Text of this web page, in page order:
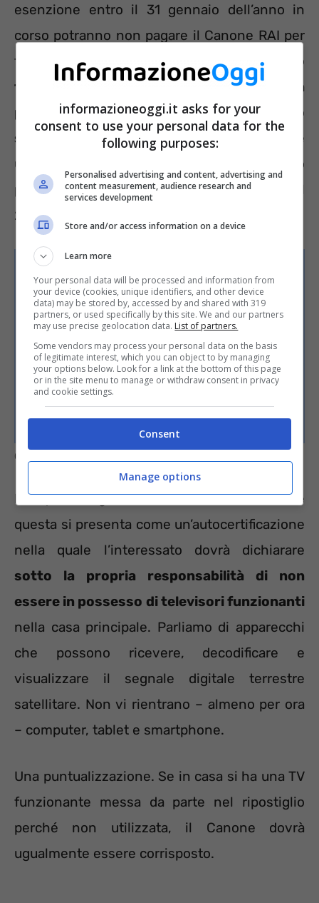
esenzione entro il 31 gennaio dell’anno in
corso potranno non pagare il Canone RAI per
tutto il 2023. In caso di ritardosi ha tempo
fino al 30 giugno dell’anno in corso per non
procedere con i versamenti del secondo
semestre.
Superando anche questo termine
ultimo il cittadino dovrà pagare quanto dovuto
pur avendo diritto all’esenzione. Solo nel
2024, poi, potrà godere dell’esenzione.
Canone RAI, requisiti e invio esenzione – Informazioneoggi.it
Per quanto riguarda la richiesta di esenzione
questa si presenta come un’autocertificazione
nella quale l’interessato dovrà dichiarare
sotto la propria responsabilità di non
essere in possesso di televisori funzionanti
nella casa principale. Parliamo di apparecchi
che possono ricevere, decodificare e
visualizzare il segnale digitale terrestre
satellitare. Non vi rientrano – almeno per ora
– computer, tablet e smartphone.
Una puntualizzazione. Se in casa si ha una TV
funzionante messa da parte nel ripostiglio
perché non utilizzata, il Canone dovrà
ugualmente essere corrisposto.
informazioneoggi.it asks for your
consent to use your personal data for the
following purposes:
Personalised advertising and content, advertising and
content measurement, audience research and
services development
Store and/or access information on a device
Learn more
Your personal data will be processed and information from
your device (cookies, unique identifiers, and other device
data) may be stored by, accessed by and shared with 319
partners, or used specifically by this site. We and our partners
may use precise geolocation data. List of partners.
Some vendors may process your personal data on the basis
of legitimate interest, which you can object to by managing
your options below. Look for a link at the bottom of this page
or in the site menu to manage or withdraw consent in privacy
and cookie settings.
Consent
Manage options